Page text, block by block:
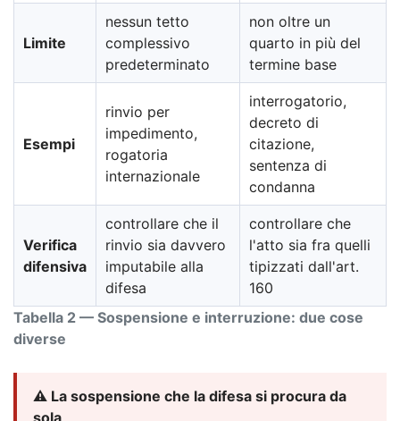
Tabella 2 — Sospensione e interruzione: due cose
diverse
Limite
nessun tetto
complessivo
predeterminato
non oltre un
quarto in più del
termine base
Esempi
rinvio per
impedimento,
rogatoria
internazionale
interrogatorio,
decreto di
citazione,
sentenza di
condanna
Verifica
difensiva
controllare che il
rinvio sia davvero
imputabile alla
difesa
controllare che
l'atto sia fra quelli
tipizzati dall'art.
160
⚠️ La sospensione che la difesa si procura da
sola